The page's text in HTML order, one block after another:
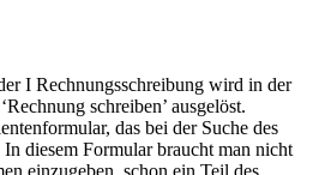
I Rechnungsschreibung wird in der
schreiben’ ausgelöst.
das bei der Suche des
diesem Formular braucht man nicht